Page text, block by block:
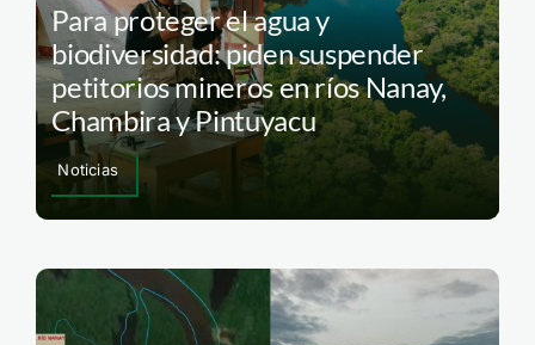
Para proteger el agua y
biodiversidad: piden suspender
petitorios mineros en ríos Nanay,
Chambira y Pintuyacu
Noticias